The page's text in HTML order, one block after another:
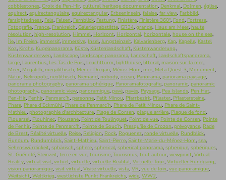
cobblestones, Croix de Pen-Hir, cultural heritage documentation, Denkmal, Dolmen, église,
equirect, equirectangulaire, equirectangular, Erbseninseln, falaise, far view, Farbbild,
farsightedness, Fels, Felsen, Fernblick, Festung, Finistère, Finistère 360°, Fond, Fortress,
Fotografie, France, Frankreich, Galeriegrabstätte, GR34, grande, Haus am Meer, haute
résolution, high-resolution, Himmel, Horizont, Horizontal, horizontale, house on the sea,
Île, Im Freien, immersif, immersive, Insel, Jungsteinzeit, Kalvarienberg, Kap, Kapelle, Kastel
Koz, Kirche, Kugelpanorama, Küste, Küstenlandschaft, Küstenwanderung,
Küstenwanderweg, Landscape, landscape panorama, Landschaft, Landschaftspanorama,
large, Laurentius, Les Tas de Pois, Leuchtturm, lighthouse, littoral, maison sur la mer,
Meer, Megalith, megalithisch, Menez Dregan, Ménez Hom, mer, Meta Quest 3, Monument,
Natur, Nekropole, neolithisch, Niemand, nobody, ocean, Panorama, panorama paysage,
panorama photography, panorama sphérique, Panoramafotografie, panoramic, panoramic
photography, panoramic view, panoramique, pavé, pavés, Paysage, Pea Islands, Pen Hat,
Pen-Hir, Penhir, Penmarc’h, personne, Petit Minou, Pfarrbezirk, Pflaster, Pflastersteine,
Phare, Phare d’Eckmühl, Phare de Penmarc’h, Phare de Petit Minou, Phare de Saint-
Mathieu, photographie d'architecture, Plage de Corsen, plaque arrière, Plaque de fond,
Plouarzel, Plouhinec, Plouzané, Point de Toulinguet, Point de vue, Pointe de Corsen, Pointe
de Penhir, Pointe de Penmarc'h, Pointe de Souc’h, Presqu'ile de Crozon, prévoyance, Rade
de Brest, Réalité virtuelle, Reise, Religion, Rock, Roguenez, ronde virtuelle, Rundblick,
Rundum, Rundumblick, Saint-Mathieu, Saint-Pierre, Sainte-Marie-du-Ménez-Hom, sea,
Sehenswürdigkeit, sphärisch, sphere, spherical, spherical panorama, spherique, sphériques,
St. Guénolé, Steinzeit, terre en vue, tourisme, Tourismus, tout autour, viewpoint, Virtual
Reality, virtual visit, virtuel, virtuelle, virtuelle Realität, Virtuelle Tour, Virtueller Rundgang,
vision panoramique, visit virtual, Visite virtuelle, vista, VR, vue de loin, vue panoramique,
Weitsicht, Weltkrieg, westlichste Punkt Frankreichs, wide, WW2.